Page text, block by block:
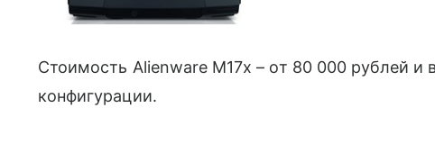
Стоимость Alienware M17x – от 80 000 рублей и
конфигурации.